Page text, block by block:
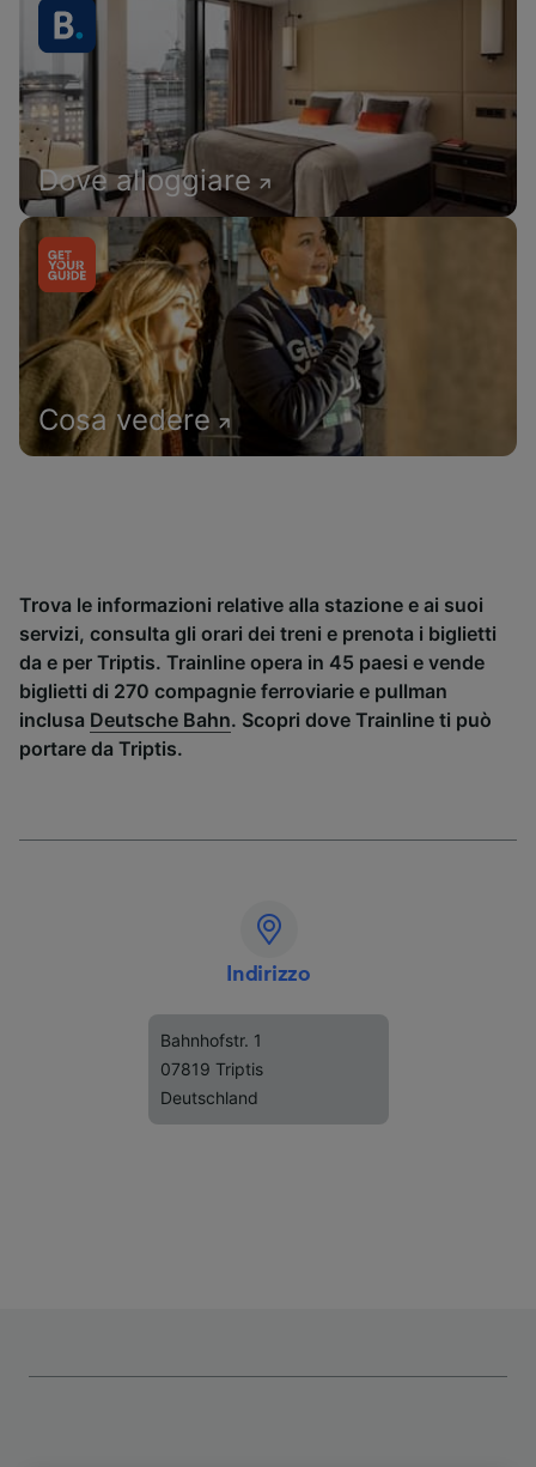
Dove alloggiare
Cosa vedere
Trova le informazioni relative alla stazione e ai suoi
servizi, consulta gli orari dei treni e prenota i biglietti
da e per Triptis. Trainline opera in 45 paesi e vende
biglietti di 270 compagnie ferroviarie e pullman
inclusa Deutsche Bahn. Scopri dove Trainline ti può
portare da Triptis.
Indirizzo
Bahnhofstr. 1
07819 Triptis
Deutschland